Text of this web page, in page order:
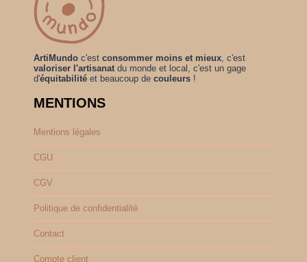
ArtiMundo c'estconsommer moins et mieux, c'est
valoriser l'artisanat du monde et local, c'est un gage
d'équitabilité et beaucoup de couleurs !
MENTIONS
Mentions légales
CGU
CGV
Politique de confidentialité
Contact
Compte client